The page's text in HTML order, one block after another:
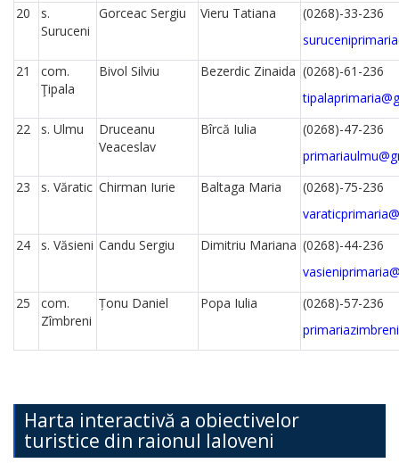
20
s.
Suruceni
Gorceac Sergiu Vieru Tatiana
(0268)-33-236
21
com.
Ţipala
Bivol Silviu Bezerdic Zinaida (0268)-61-236
22
s. Ulmu
Druceanu
Veaceslav
Bîrcă Iulia
(0268)-47-236
23
s. Văratic Chirman Iurie Baltaga Maria
(0268)-75-236
24
s. Văsieni Candu Sergiu Dimitriu Mariana (0268)-44-236
25
com.
Zîmbreni
Țonu Daniel Popa Iulia
(0268)-57-236
Harta interactivă a obiectivelor
turistice din raionul Ialoveni